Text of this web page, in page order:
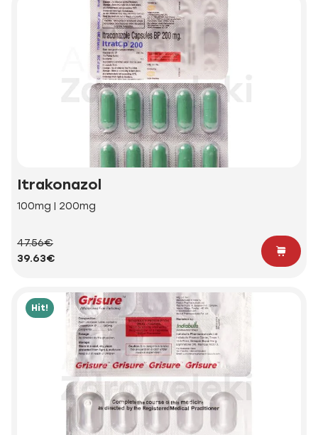
Itrakonazol
100mg | 200mg
47.56€
39.63€
Hit!